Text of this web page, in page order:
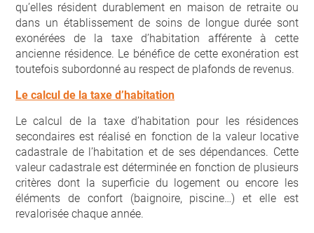
qu’elles résident durablement en maison de retraite ou
dans un établissement de soins de longue durée sont
exonérées de la taxe d’habitation afférente à cette
ancienne résidence. Le bénéfice de cette exonération est
toutefois subordonné au respect de plafonds de revenus.
Le calcul de la taxe d’habitation
Le calcul de la taxe d’habitation pour les résidences
secondaires est réalisé en fonction de la valeur locative
cadastrale de l’habitation et de ses dépendances. Cette
valeur cadastrale est déterminée en fonction de plusieurs
critères dont la superficie du logement ou encore les
éléments de confort (baignoire, piscine…) et elle est
revalorisée chaque année.